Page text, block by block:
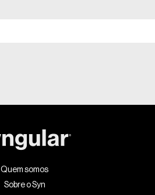
Quem somos
Sobre o Syn